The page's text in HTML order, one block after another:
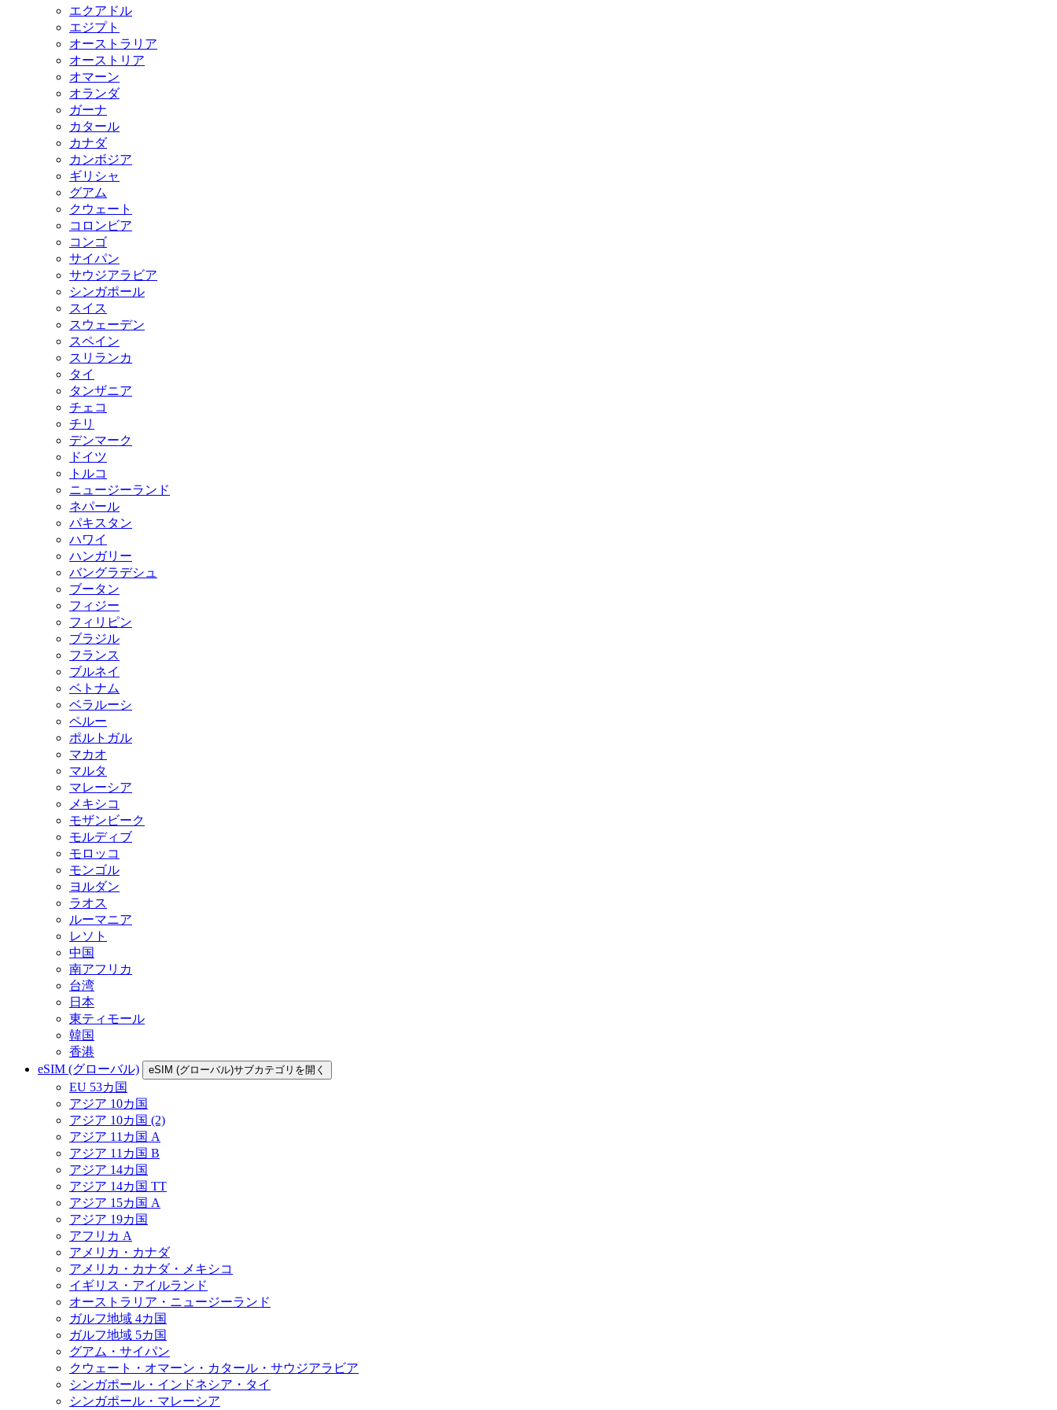
エクアドル
エジプト
オーストラリア
オーストリア
オマーン
オランダ
ガーナ
カタール
カナダ
カンボジア
ギリシャ
グアム
クウェート
コロンビア
コンゴ
サイパン
サウジアラビア
シンガポール
スイス
スウェーデン
スペイン
スリランカ
タイ
タンザニア
チェコ
チリ
デンマーク
ドイツ
トルコ
ニュージーランド
ネパール
パキスタン
ハワイ
ハンガリー
バングラデシュ
ブータン
フィジー
フィリピン
ブラジル
フランス
ブルネイ
ベトナム
ベラルーシ
ペルー
ポルトガル
マカオ
マルタ
マレーシア
メキシコ
モザンビーク
モルディブ
モロッコ
モンゴル
ヨルダン
ラオス
ルーマニア
レソト
中国
南アフリカ
台湾
日本
東ティモール
韓国
香港
eSIM (グローバル)
eSIM (グローバル)サブカテゴリを開く
EU 53カ国
アジア 10カ国
アジア 10カ国 (2)
アジア 11カ国 A
アジア 11カ国 B
アジア 14カ国
アジア 14カ国 TT
アジア 15カ国 A
アジア 19カ国
アフリカ A
アメリカ・カナダ
アメリカ・カナダ・メキシコ
イギリス・アイルランド
オーストラリア・ニュージーランド
ガルフ地域 4カ国
ガルフ地域 5カ国
グアム・サイパン
クウェート・オマーン・カタール・サウジアラビア
シンガポール・インドネシア・タイ
シンガポール・マレーシア